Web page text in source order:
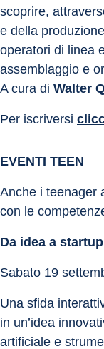
scoprire,
e della
operatori di linea
assemblaggio e
A cura di Walter
Per iscriversi
EVENTI TEEN
Anche i teenager
con le
Da idea a
Sabato 19
Una sfida
in un’idea
artificiale e